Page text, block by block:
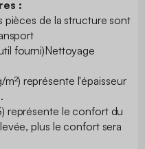
:
pièces de la structure sont
fourni)Nettoyage
représente l'épaisseur
représente le confort du
plus le confort sera